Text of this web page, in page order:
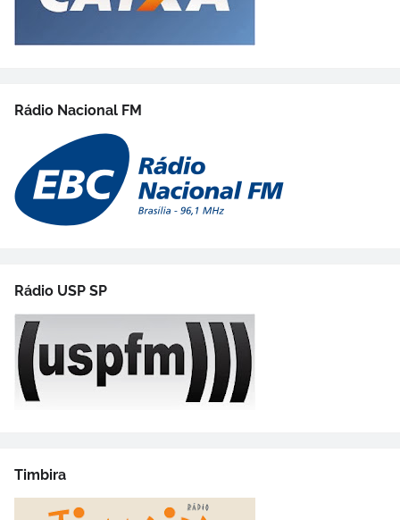
Rádio Nacional FM
Rádio USP SP
Timbira